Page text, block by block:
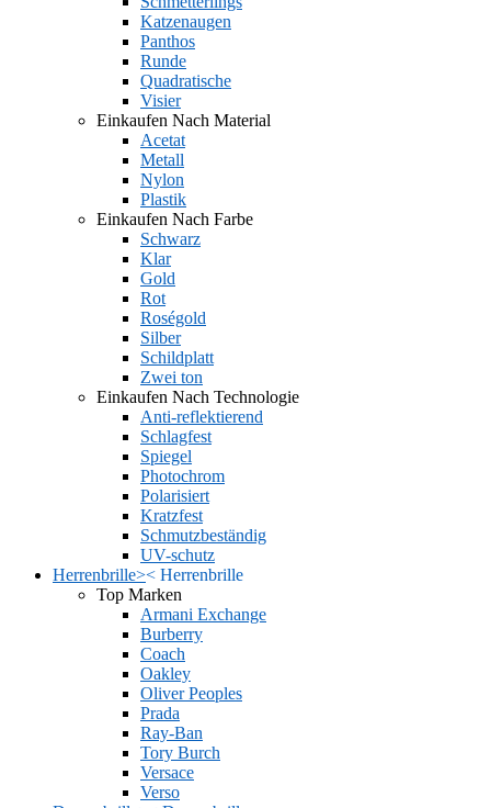
Katzenaugen
Panthos
Runde
Quadratische
Visier
Einkaufen Nach Material
Acetat
Metall
Nylon
Plastik
Einkaufen Nach Farbe
Schwarz
Klar
Gold
Rot
Roségold
Silber
Schildplatt
Zwei ton
Einkaufen Nach Technologie
Anti-reflektierend
Schlagfest
Spiegel
Photochrom
Polarisiert
Kratzfest
Schmutzbeständig
UV-schutz
Herrenbrille>< Herrenbrille
Top Marken
Armani Exchange
Burberry
Coach
Oakley
Oliver Peoples
Prada
Ray-Ban
Tory Burch
Versace
Verso